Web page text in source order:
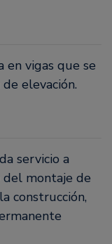
en vigas que se
elevación.
servicio a
montaje de
construcción,